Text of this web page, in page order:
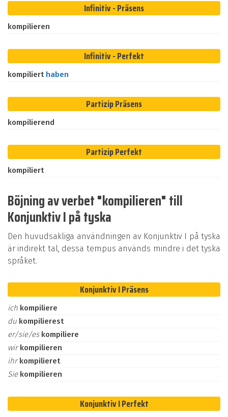
Infinitiv - Präsens
kompilieren
Infinitiv - Perfekt
kompiliert haben
Partizip Präsens
kompilierend
Partizip Perfekt
kompiliert
Böjning av verbet "kompilieren" till
Konjunktiv I på tyska
Den huvudsakliga användningen av Konjunktiv I på tyska
är indirekt tal, dessa tempus används mindre i det tyska
språket.
Konjunktiv I Präsens
ich kompiliere
du kompilierest
er/sie/es kompiliere
wirkompilieren
ihrkompilieret
Sie kompilieren
Konjunktiv I Perfekt